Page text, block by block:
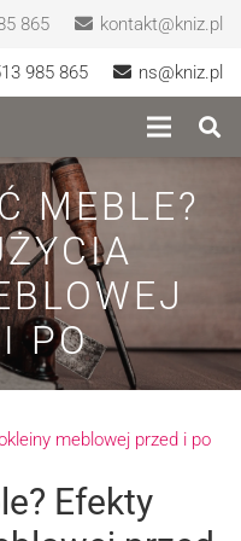
865 kontakt@kniz.pl
985 865 ns@kniz.pl
MEBLE?
PO
meblowej przed i po
Efekty